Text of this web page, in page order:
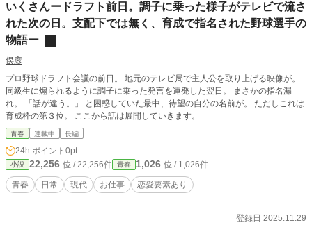
いくさんードラフト前日。調子に乗った様子がテレビで流さ
れた次の日。支配下では無く、育成で指名された野球選手の
物語ー
俣彦
プロ野球ドラフト会議の前日。 地元のテレビ局で主人公を取り上げる映像が。
同級生に煽られるように調子に乗った発言を連発した翌日。 まさかの指名漏
れ。 「話が違う。」 と困惑していた最中、待望の自分の名前が。 ただしこれは
育成枠の第３位。 ここから話は展開していきます。
青春 連載中 長編
24h.ポイント 0pt
小説 22,256 位 / 22,256件 青春 1,026 位 / 1,026件
青春 日常 現代 お仕事 恋愛要素あり
登録日 2025.11.29